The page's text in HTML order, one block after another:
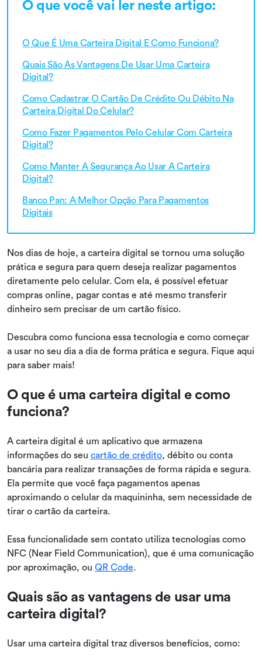
O que você vai ler neste artigo:
O Que É Uma Carteira Digital E Como Funciona?
Quais São As Vantagens De Usar Uma Carteira
Digital?
Como Cadastrar O Cartão De Crédito Ou Débito Na
Carteira Digital Do Celular?
Como Fazer Pagamentos Pelo Celular Com Carteira
Digital?
Como Manter A Segurança Ao Usar A Carteira
Digital?
Banco Pan: A Melhor Opção Para Pagamentos
Digitais
Nos dias de hoje, a carteira digital se tornou uma solução
prática e segura para quem deseja realizar pagamentos
diretamente pelo celular. Com ela, é possível efetuar
compras online, pagar contas e até mesmo transferir
dinheiro sem precisar de um cartão físico.
Descubra como funciona essa tecnologia e como começar
a usar no seu dia a dia de forma prática e segura. Fique aqui
para saber mais!
O que é uma carteira digital e como
funciona?
A carteira digital é um aplicativo que armazena
informações do seu cartão de crédito, débito ou conta
bancária para realizar transações de forma rápida e segura.
Ela permite que você faça pagamentos apenas
aproximando o celular da maquininha, sem necessidade de
tirar o cartão da carteira.
Essa funcionalidade sem contato utiliza tecnologias como
NFC (Near Field Communication), que é uma comunicação
por aproximação, ou QR Code.
Quais são as vantagens de usar uma
carteira digital?
Usar uma carteira digital traz diversos benefícios, como: